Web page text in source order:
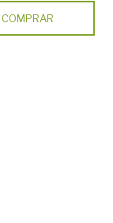
COMPRAR